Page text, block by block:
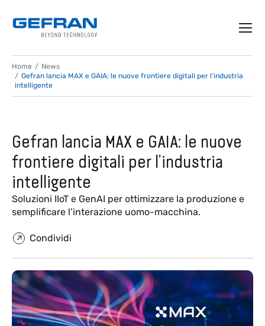
Home
News
Gefran lancia MAX e GAIA: le nuove frontiere digitali per l’industria
intelligente
Gefran lancia MAX e GAIA: le nuove
frontiere digitali per l’industria
intelligente
Soluzioni IIoT e GenAI per ottimizzare la produzione e
semplificare l’interazione uomo-macchina.
Condividi